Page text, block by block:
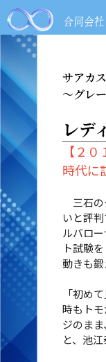
サアカ
～グレ
レデ
【２
時代に
三石の
いと評
ルバロ
ト試験
動きも鍛
「初め
時もト
ジのまま
と、池